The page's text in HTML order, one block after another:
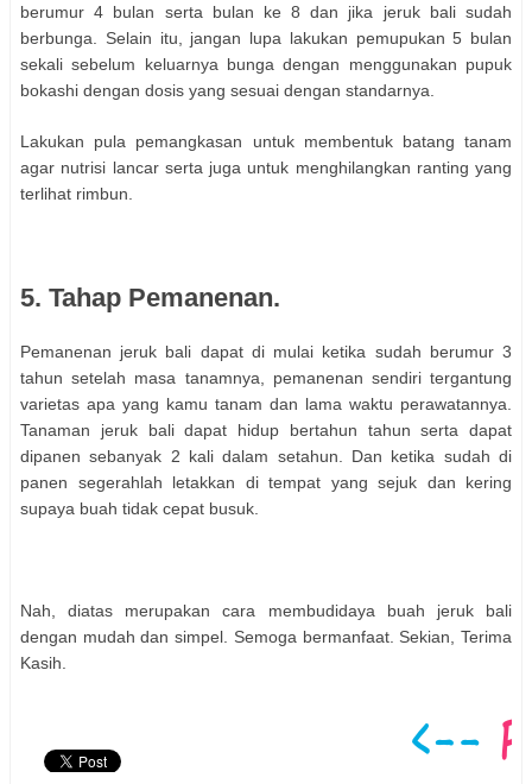
berumur 4 bulan serta bulan ke 8 dan jika jeruk bali sudah
berbunga. Selain itu, jangan lupa lakukan pemupukan 5 bulan
sekali sebelum keluarnya bunga dengan menggunakan pupuk
bokashi dengan dosis yang sesuai dengan standarnya.
Lakukan pula pemangkasan untuk membentuk batang tanam
agar nutrisi lancar serta juga untuk menghilangkan ranting yang
terlihat rimbun.
5. Tahap Pemanenan.
Pemanenan jeruk bali dapat di mulai ketika sudah berumur 3
tahun setelah masa tanamnya, pemanenan sendiri tergantung
varietas apa yang kamu tanam dan lama waktu perawatannya.
Tanaman jeruk bali dapat hidup bertahun tahun serta dapat
dipanen sebanyak 2 kali dalam setahun. Dan ketika sudah di
panen segerahlah letakkan di tempat yang sejuk dan kering
supaya buah tidak cepat busuk.
Nah, diatas merupakan cara membudidaya buah jeruk bali
dengan mudah dan simpel. Semoga bermanfaat. Sekian, Terima
Kasih.